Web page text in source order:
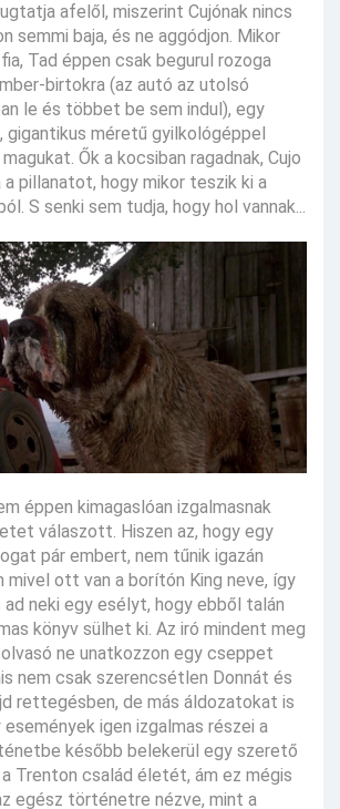
afelől, miszerint Cujónak nincs
semmi baja, és ne aggódjon. Mikor
Tad éppen csak begurul rozoga
birtokra (az autó az utolsó
le és többet be sem indul), egy
gigantikus méretű gyilkológéppel
Ők a kocsiban ragadnak, Cujo
a pillanatot, hogy mikor teszik ki a
S senki sem tudja, hogy hol vannak...
éppen kimagaslóan izgalmasnak
válaszott. Hiszen az, hogy egy
pár embert, nem tűnik igazán
mivel ott van a borítón King neve, így
ad neki egy esélyt, hogy ebből talán
könyv sülhet ki. Az iró mindent meg
ne unatkozzon egy cseppet
nem csak szerencsétlen Donnát és
rettegésben, de más áldozatokat is
igen izgalmas részei a
később belekerül egy szerető
Trenton család életét, ám ez mégis
egész történetre nézve, mint a